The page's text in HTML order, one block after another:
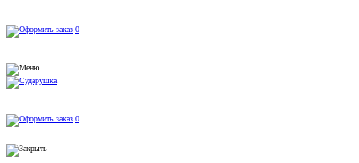
0
0